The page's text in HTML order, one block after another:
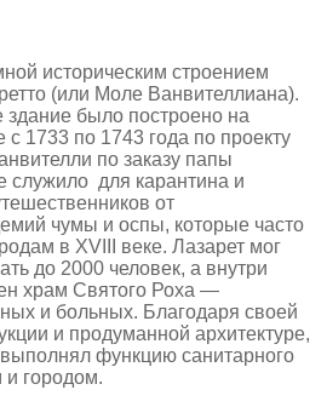
историческим строением
(или Моле Ванвителлиана).
здание было построено на
с 1733 по 1743 года по проекту
по заказу папы
служило для карантина и
от
чумы и оспы, которые часто
в XVIII веке. Лазарет мог
до 2000 человек, а внутри
храм Святого Роха —
и больных. Благодаря своей
и продуманной архитектуре,
функцию санитарного
городом.